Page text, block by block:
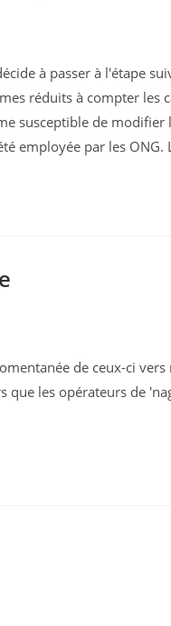
à passer à l'étape
réduits à compter les
susceptible de
employée par les ONG.
de ceux-ci
que les opérateurs de